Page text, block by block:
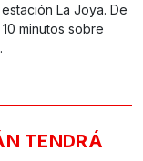
La Joya. De
minutos sobre
TENDRÁ